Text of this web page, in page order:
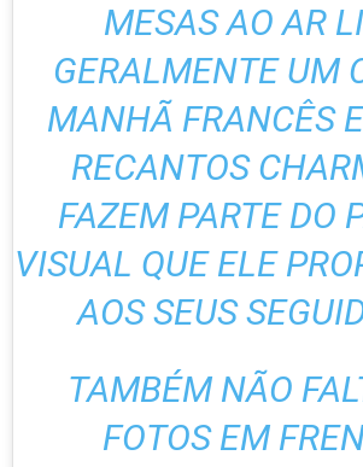
MESAS AO AR
GERALMENTE UM
MANHÃ FRANCÊS
RECANTOS
FAZEM PARTE DO
VISUAL QUE ELE
AOS SEUS
TAMBÉM NÃO
FOTOS EM